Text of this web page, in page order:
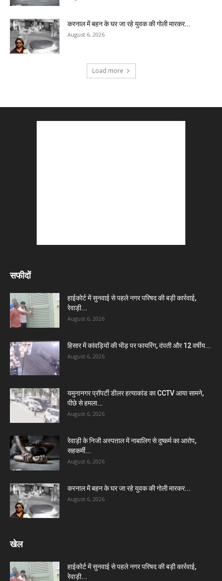
करनाल में बहन के घर जा रहे युवक की गोली मारकर...
August 6, 2026
Load more
सफीदों
हाईकोर्ट में सुनवाई से पहले नगर परिषद की बड़ी कार्रवाई,
रेवाड़ी...
August 6, 2026
हिसार में कांवड़ियों की भीड़ पर फायरिंग, दंपती और 12 वर्षीय...
August 6, 2026
यमुनानगर प्रॉपर्टी डीलर हत्याकांड का CCTV आया सामने,
पीछे से हमला...
August 6, 2026
रेवाड़ी के निजी अस्पताल में नाबालिग से दुष्कर्म का आरोप,
सहकर्मी...
August 6, 2026
करनाल में बहन के घर जा रहे युवक की गोली मारकर...
August 6, 2026
खेल
हाईकोर्ट में सुनवाई से पहले नगर परिषद की बड़ी कार्रवाई,
रेवाड़ी...